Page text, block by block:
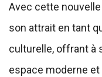
Avec cette
son attrait en tant
culturelle, offrant à
espace moderne